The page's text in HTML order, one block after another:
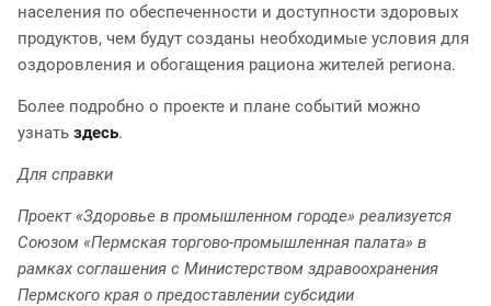
населения по обеспеченности и доступности здоровых
продуктов, чем будут созданы необходимые условия для
оздоровления и обогащения рациона жителей региона.
Более подробно о проекте и плане событий можно
узнать здесь.
Для справки
Проект «Здоровье в промышленном городе» реализуется
Союзом «Пермская торгово-промышленная палата» в
рамках соглашения с Министерством здравоохранения
Пермского края о предоставлении субсидии